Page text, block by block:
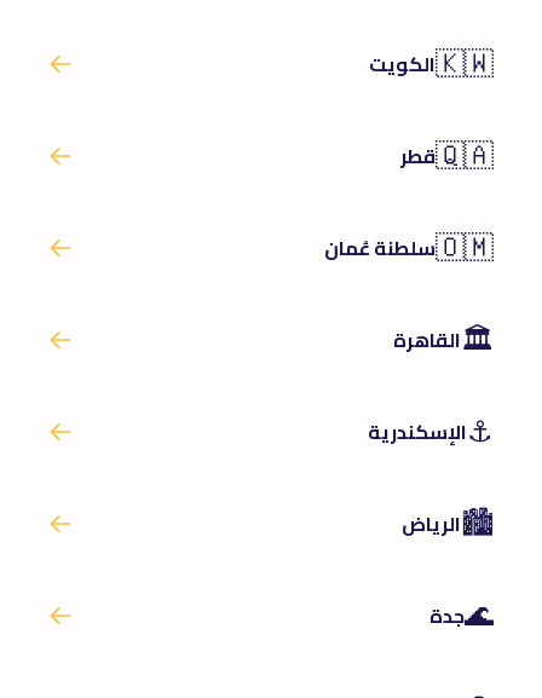
🇰🇼الكويت
🇶🇦قطر
🇴🇲سلطنة عُمان
🏛️القاهرة
⚓الإسكندرية
🏙️الرياض
🌊جدة